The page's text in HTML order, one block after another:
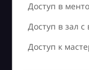
Доступ в
Доступ в зал
Доступ к